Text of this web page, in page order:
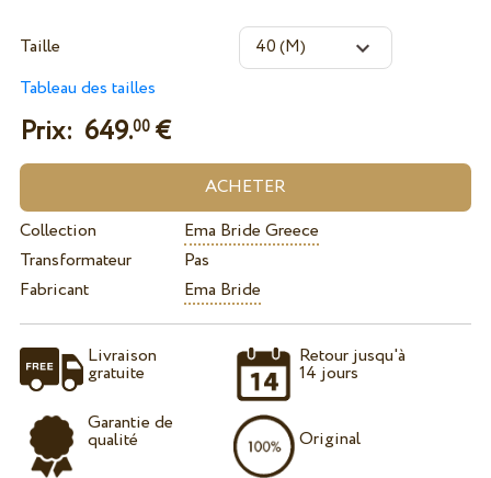
Taille
Tableau des tailles
Prix: 649.00€
Collection
Ema Bride Greece
Transformateur
Pas
Fabricant
Ema Bride
Livraison
gratuite
Garantie de
qualité
Retour jusqu'à
14 jours
Original